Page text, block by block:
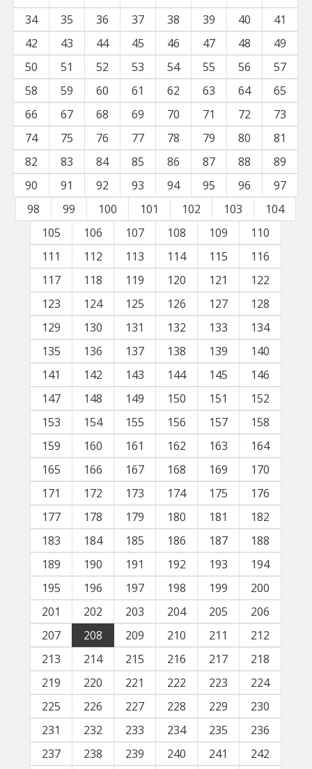
34
35 36 37 38 39 40
41
42
43 44 45 46 47 48
49
50
51 52 53 54 55 56
57
58
59 60 61 62 63 64
65
66
67 68 69 70 71 72
73
74
75 76 77 78 79 80
81
82
83 84 85 86 87 88
89
90
91 92 93 94 95 96
97
98
99 100 101 102 103
104
105
106 107 108 109
110
111
112 113 114 115
116
117
118 119 120 121
122
123
124 125 126 127
128
129
130 131 132 133
134
135
136 137 138 139
140
141
142 143 144 145
146
147
148 149 150 151
152
153
154 155 156 157
158
159
160 161 162 163
164
165
166 167 168 169
170
171
172 173 174 175
176
177
178 179 180 181
182
183
184 185 186 187
188
189
190 191 192 193
194
195
196 197 198 199
200
201
202 203 204 205
206
207
208 209 210 211
212
213
214 215 216 217
218
219
220 221 222 223
224
225
226 227 228 229
230
231
232 233 234 235
236
237
238 239 240 241
242